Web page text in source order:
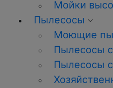
Мойки
Пылесосы
Моющие
Пылесосы
Пылесосы